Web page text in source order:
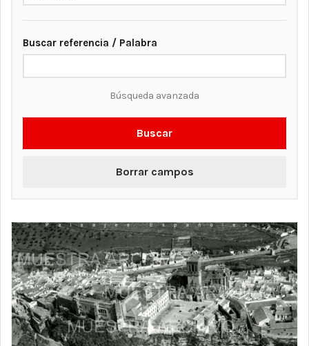
Buscar referencia / Palabra
Búsqueda avanzada
Buscar
Borrar campos